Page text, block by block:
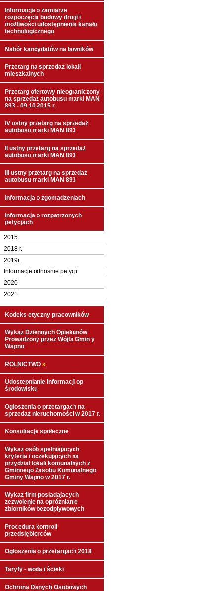
Informacja o zamiarze
rozpoczęcia budowy drogi i
możliwości udostępnienia kanału
technologicznego
Nabór kandydatów na ławników
Przetarg na sprzedaż lokali
mieszkalnych
Przetarg ofertowy nieograniczony
na sprzedaż autobusu marki MAN
893 - 09.10.2015 r.
IV ustny przetarg na sprzedaż
autobusu marki MAN 893
II ustny przetarg na sprzedaż
autobusu marki MAN 893
III ustny przetarg na sprzedaż
autobusu marki MAN 893
Informacja o zgomadzeniach
Informacja o rozpatrzonych
petycjach
2015
2018 r.
2019r.
Informacje odnośnie petycji
2020
2021
Kodeks etyczny pracowników
Wykaz Dziennych Opiekunów
Prowadzony przez Wójta Gmin y
Wapno
ROLNICTWO »
Udostepnianie informacji op
środowisku
Ogłoszenia o przetargach na
sprzedaż nieruchomości w 2017 r.
Konsultacje społeczne
Wykaz osób spełniajacych
kryteria i oczekujących na
przydział lokali komunalnych z
Gminnego Zasobu Komunalnego
Gminy Wapno w 2017 r.
Wykaz firm posiadajacych
zezwolenie na opróżnianie
zbiorników bezodpływowych
Procedura kontroli
przedsiębiorców
Ogłoszenia o przetargach 2018
Taryfy - woda i ścieki
Ochrona Danych Osobowych